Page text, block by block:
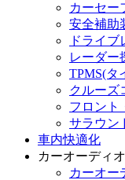
カーセ
安全補助
ドライブ
レーダー
TPMS(タ
クルーズ
フロント
サラウン
車内快適化
カーオーディ
カーオ